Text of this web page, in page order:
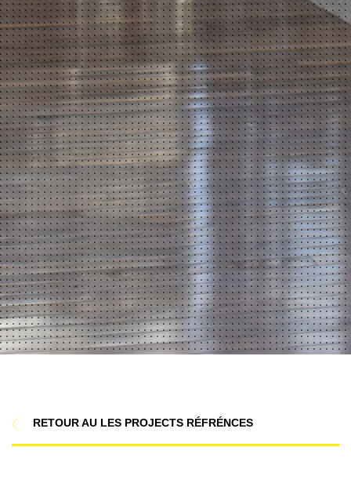
RETOUR AU LES PROJECTS RÉFRÉNCES